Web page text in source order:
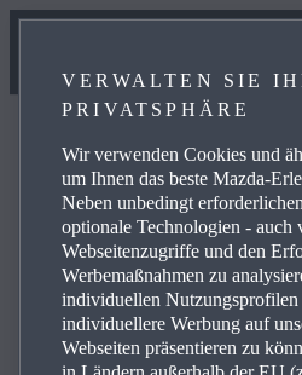
Weitere Informationen zur
Energiekosten, KFZ-Steuer und
unterwww.mazda.de/
VERWALTEN SIE
PRIVATSPHÄRE
Wir verwenden Cookies und
um Ihnen das beste Mazda-
Neben unbedingt
optionale Technologien - auch
Webseitenzugriffe und den
Werbemaßnahmen zu
individuellen Nutzungsprofilen
individuellere Werbung auf
Webseiten präsentieren zu